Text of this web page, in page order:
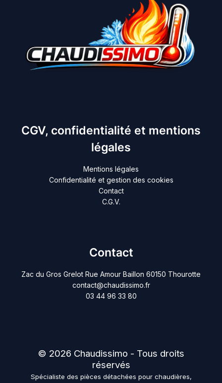
CGV, confidentialité et mentions
légales
Mentions légales
Confidentialité et gestion des cookies
Contact
C.G.V.
Contact
Zac du Gros Grelot Rue Amour Baillon 60150 Thourotte
contact@chaudissimo.fr
03 44 96 33 80
© 2026 Chaudissimo - Tous droits
réservés
Spécialiste des pièces détachées pour chaudières,